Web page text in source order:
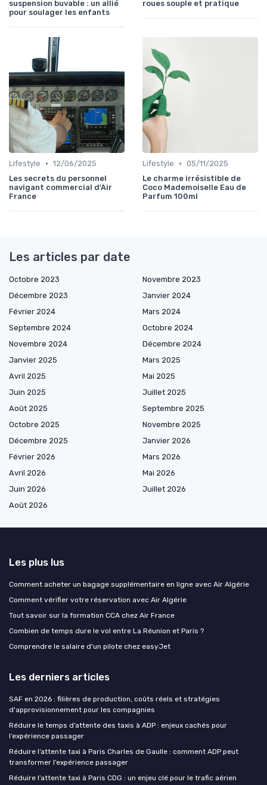
suspension buvable : un allié
pour soulager les enfants
roues souple et pratique
Lifestyle • 12/06/2025
Les secrets du personnel
navigant commercial d'Air
France
Lifestyle • 05/11/2025
Le charme irrésistible de
Coco Mademoiselle Eau de
Parfum 100ml
Les articles par date
Octobre 2023
Novembre 2023
Décembre 2023
Janvier 2024
Février 2024
Mars 2024
Septembre 2024
Octobre 2024
Novembre 2024
Décembre 2024
Janvier 2025
Mars 2025
Avril 2025
Mai 2025
Juin 2025
Juillet 2025
Août 2025
Septembre 2025
Octobre 2025
Novembre 2025
Décembre 2025
Janvier 2026
Février 2026
Mars 2026
Avril 2026
Mai 2026
Juin 2026
Juillet 2026
Août 2026
Les plus lus
Comment acheter un bagage supplémentaire en ligne avec Air Algérie
Comment vérifier votre réservation avec Air Algérie
Tout savoir sur la formation CCA chez Air France
Combien de temps dure le vol entre La Réunion et Paris ?
Comprendre le salaire d'un pilote chez easyJet
Les derniers articles
SAF en 2026 : filières de production, coûts réels et stratégies
d'approvisionnement pour les compagnies
Réduire le temps d’attente des taxis à ADP : enjeux cachés pour
l’expérience passager
Réduire l’attente taxi à Paris Charles de Gaulle : comment ADP peut
transformer l’expérience passager
Réduire l’attente taxi à Paris CDG : un enjeu clé pour le trafic aérien